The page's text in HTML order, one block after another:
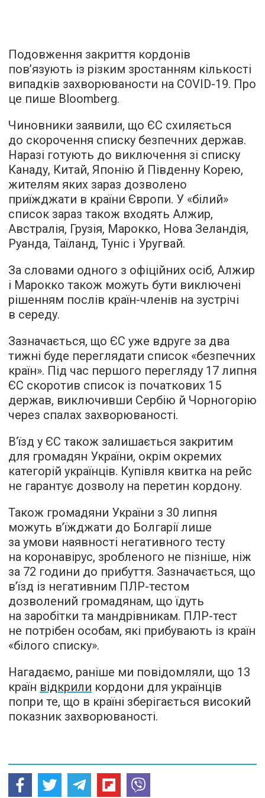
Подовження закриття кордонів
пов’язують із різким зростанням кількості
випадків захворюваности на COVID-19. Про
це пише Bloomberg.
Чиновники заявили, що ЄС схиляється
до скорочення списку безпечних держав.
Наразі готують до виключення зі списку
Канаду, Китай, Японію й Південну Корею,
жителям яких зараз дозволено
приїжджати в країни Європи. У «білий»
список зараз також входять Алжир,
Австралія, Грузія, Марокко, Нова Зеландія,
Руанда, Таїланд, Туніс і Уругвай.
За словами одного з офіційних осіб, Алжир
і Марокко також можуть бути виключені
рішенням послів країн-членів на зустрічі
в середу.
Зазначається, що ЄС уже вдруге за два
тижні буде переглядати список «безпечних
країн». Під час першого перегляду 17 липня
ЄС скоротив список із початкових 15
держав, виключивши Сербію й Чорногорію
через спалах захворюваності.
В‘їзд у ЄС також залишається закритим
для громадян України, окрім окремих
категорій українців. Купівля квитка на рейс
не гарантує дозволу на перетин кордону.
Також громадяни України з 30 липня
можуть в’їжджати до Болгарії лише
за умови наявності негативного тесту
на коронавірус, зробленого не пізніше, ніж
за 72 години до прибуття. Зазначається, що
в’їзд із негативним ПЛР-тестом
дозволений громадянам, що їдуть
на заробітки та мандрівникам. ПЛР-тест
не потрібен особам, які прибувають із країн
«білого списку».
Нагадаємо, раніше ми повідомляли, що 13
країн відкрили кордони для українців
попри те, що в країні зберігається високий
показник захворюваності.